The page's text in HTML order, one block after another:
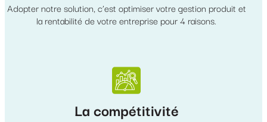
Adopter notre solution, c’est optimiser votre gestion produit et
la rentabilité de votre entreprise pour 4 raisons.
La compétitivité